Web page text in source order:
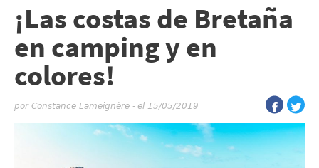
¡Las costas de Bretaña
en camping y en
colores!
por Constance Lameignère - el 15/05/2019